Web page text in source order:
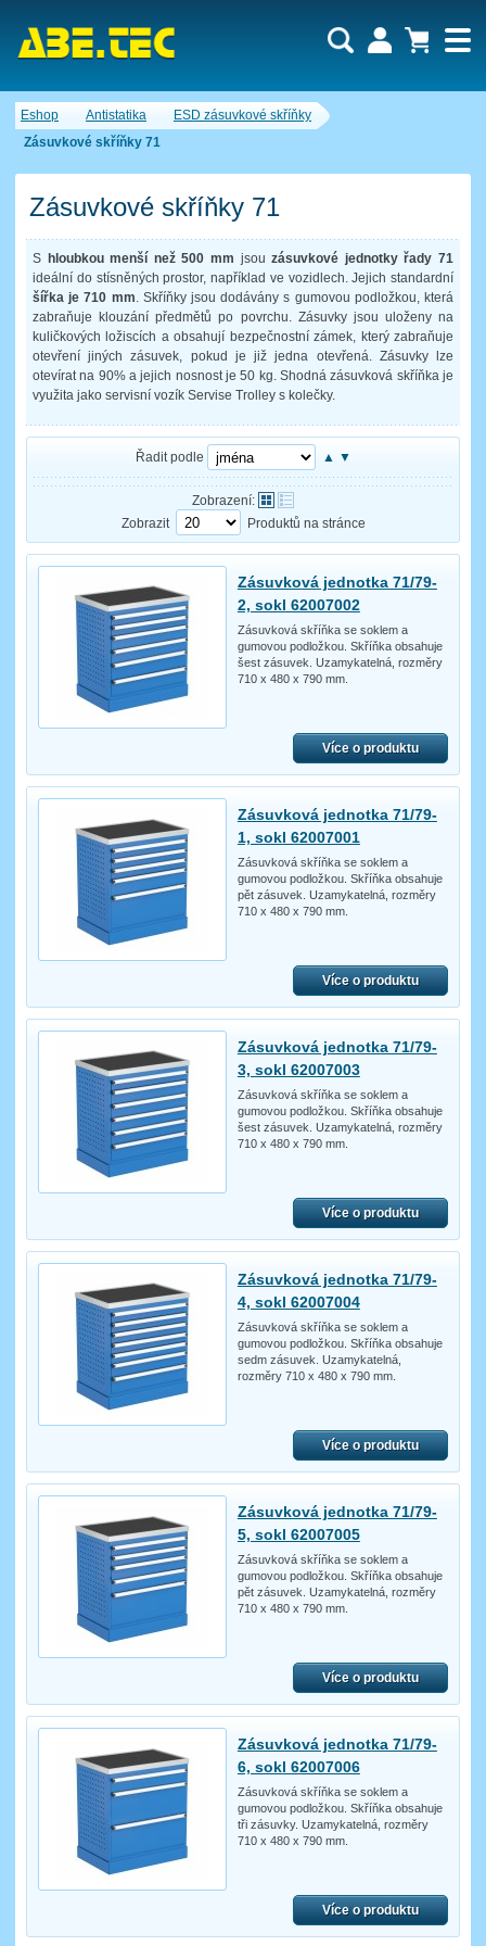
Eshop Antistatika
ESD zásuvkové skříňky
Zásuvkové skříňky 71
Zásuvkové skříňky 71
S hloubkou menší než 500 mm jsouzásuvkové jednotky řady 71
ideální do stísněných prostor, například ve vozidlech. Jejich standardní
šířka je 710 mm . Skříňky jsou dodávány s gumovou podložkou, která
zabraňuje klouzání předmětů po povrchu. Zásuvky jsou uloženy na
kuličkových ložiscích a obsahují bezpečnostní zámek, který zabraňuje
otevření jiných zásuvek, pokud je již jedna otevřená. Zásuvky lze
otevírat na 90% a jejich nosnost je 50 kg. Shodná zásuvková skříňka je
využita jako servisní vozík Servise Trolley s kolečky.
Řadit podle ▲ ▼
Zobrazení:
Zobrazit
Produktů na stránce
Zásuvková jednotka 71/79-
2, sokl 62007002
Zásuvková skříňka se soklem a
gumovou podložkou. Skříňka obsahuje
šest zásuvek. Uzamykatelná, rozměry
710 x 480 x 790 mm.
Více o produktu
Zásuvková jednotka 71/79-
1, sokl 62007001
Zásuvková skříňka se soklem a
gumovou podložkou. Skříňka obsahuje
pět zásuvek. Uzamykatelná, rozměry
710 x 480 x 790 mm.
Více o produktu
Zásuvková jednotka 71/79-
3, sokl 62007003
Zásuvková skříňka se soklem a
gumovou podložkou. Skříňka obsahuje
šest zásuvek. Uzamykatelná, rozměry
710 x 480 x 790 mm.
Více o produktu
Zásuvková jednotka 71/79-
4, sokl 62007004
Zásuvková skříňka se soklem a
gumovou podložkou. Skříňka obsahuje
sedm zásuvek. Uzamykatelná,
rozměry 710 x 480 x 790 mm.
Více o produktu
Zásuvková jednotka 71/79-
5, sokl 62007005
Zásuvková skříňka se soklem a
gumovou podložkou. Skříňka obsahuje
pět zásuvek. Uzamykatelná, rozměry
710 x 480 x 790 mm.
Více o produktu
Zásuvková jednotka 71/79-
6, sokl 62007006
Zásuvková skříňka se soklem a
gumovou podložkou. Skříňka obsahuje
tři zásuvky. Uzamykatelná, rozměry
710 x 480 x 790 mm.
Více o produktu
Nákupní košík je momentálně prázdný.
Počet produktů:0
Uživatel:
Zapomenuté heslo Nová registrace